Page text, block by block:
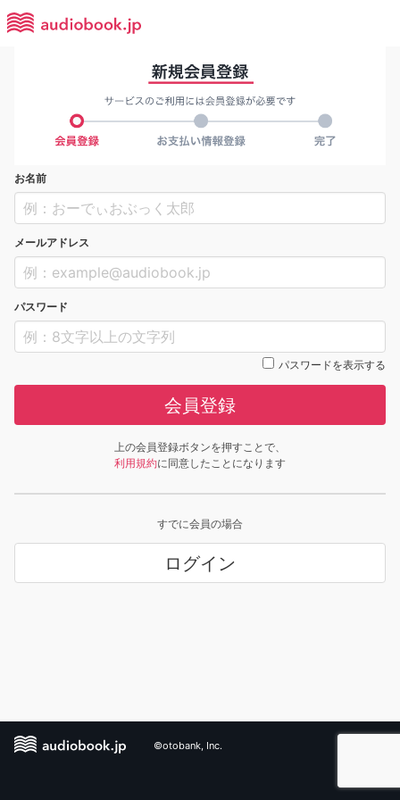
お名前
メールアドレス
パスワード
パスワードを表示する
会員登録
上の会員登録ボタンを押すことで、
利用規約に同意したことになります
すでに会員の場合
ログイン
©otobank, Inc.